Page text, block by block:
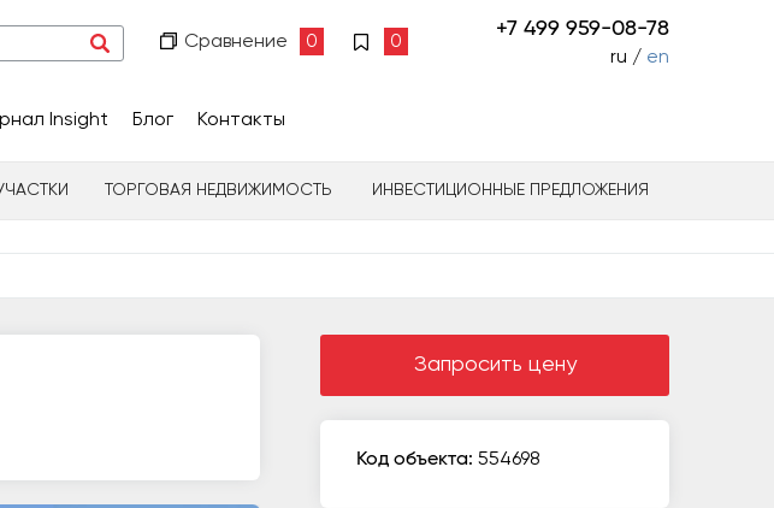
Сравнение 0 0
+7 499 959-08-78
ru / en
Insight Блог Контакты
ТОРГОВАЯ НЕДВИЖИМОСТЬ ИНВЕСТИЦИОННЫЕ ПРЕДЛОЖЕНИЯ
Запросить цену
Код объекта: 554698